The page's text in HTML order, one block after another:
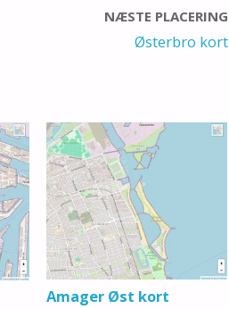
NÆSTE PLACERING
Østerbro kort
Amager Øst kort